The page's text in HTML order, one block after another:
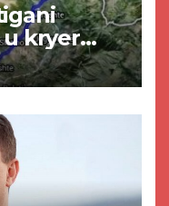
u kryer
e
për